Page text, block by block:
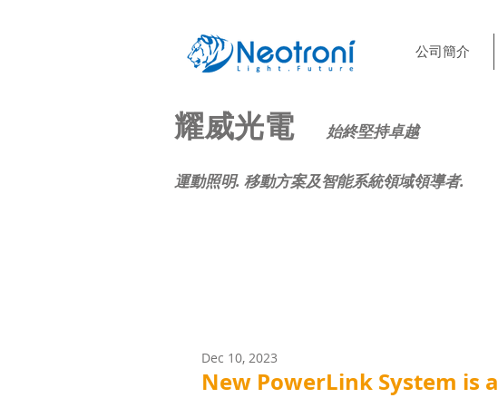
公司簡介
耀威光電 始終堅持卓越
運動照明. 移動方案及智能系統領域領導者.
Dec 10, 2023
New PowerLink System is